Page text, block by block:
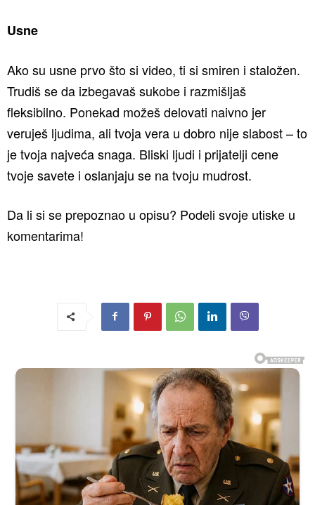
Usne
Ako su usne prvo što si video, ti si smiren i staložen.
Trudiš se da izbegavaš sukobe i razmišljaš
fleksibilno. Ponekad možeš delovati naivno jer
veruješ ljudima, ali tvoja vera u dobro nije slabost – to
je tvoja najveća snaga. Bliski ljudi i prijatelji cene
tvoje savete i oslanjaju se na tvoju mudrost.
Da li si se prepoznao u opisu? Podeli svoje utiske u
komentarima!